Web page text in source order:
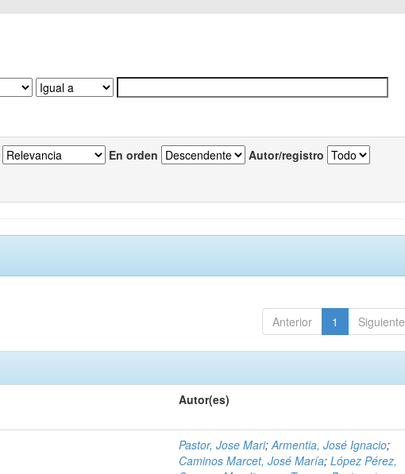
En orden Autor/registro
Anterior 1 Siguiente
Autor(es)
Pastor, Jose Mari;Armentia, José Ignacio;
Caminos Marcet, José María;López Pérez,